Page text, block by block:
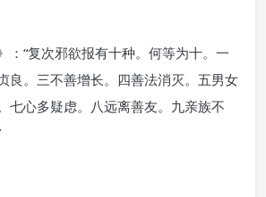
：“复次邪欲报有十种。何等为十。一
良。三不善增长。四善法消灭。五男女
七心多疑虑。八远离善友。九亲族不